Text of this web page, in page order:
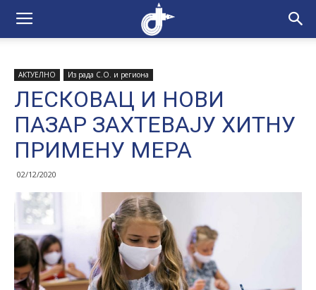
АКТУЕЛНО Из рада С.О. и региона
ЛЕСКОВАЦ И НОВИ
ПАЗАР ЗАХТЕВАЈУ ХИТНУ
ПРИМЕНУ МЕРА
02/12/2020